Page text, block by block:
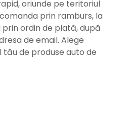
oriunde pe teritoriul
prin ramburs, la
ordin de plată, după
de email. Alege
tău de produse auto de